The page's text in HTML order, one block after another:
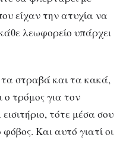
είχαν την ατυχία να
λεωφορείο υπάρχει
στραβά και τα κακά,
τρόμος για τον
τότε μέσα σου
Και αυτό γιατί οι